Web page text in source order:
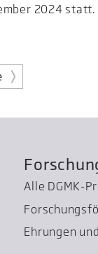
2024 statt.
Alle DGMK-
Ehrungen